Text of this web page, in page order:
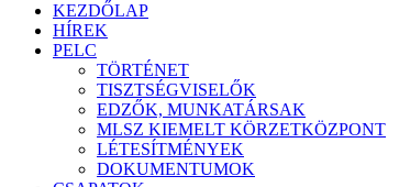
KEZDŐLAP
HÍREK
PELC
TÖRTÉNET
TISZTSÉGVISELŐK
EDZŐK, MUNKATÁRSAK
MLSZ KIEMELT KÖRZETKÖZPONT
LÉTESÍTMÉNYEK
DOKUMENTUMOK